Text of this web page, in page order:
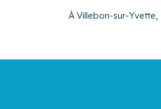
À Villebon-sur-